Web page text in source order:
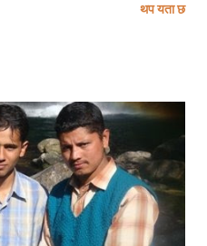
कसरी फर्किन्छ ? सिकाइमाग्दो हुँ फर्किने
थिए, जहिले म कविताहरू लेख्ने गर्थेँ
बस्नु भनेर आव्हान हुने गर्थे । अहिले म
परिस्थितीलाई पचाउने प्रयत्न गर्दै...
थप यता छ